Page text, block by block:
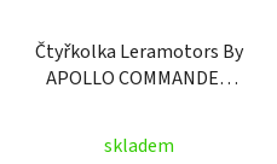
Čtyřkolka Leramotors By
APOLLO COMMANDER
oranžová
skladem